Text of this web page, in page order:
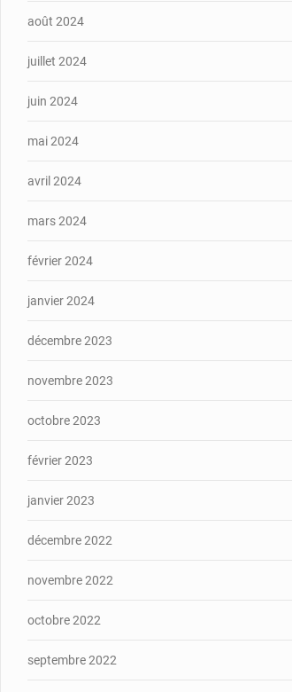
août 2024
juillet 2024
juin 2024
mai 2024
avril 2024
mars 2024
février 2024
janvier 2024
décembre 2023
novembre 2023
octobre 2023
février 2023
janvier 2023
décembre 2022
novembre 2022
octobre 2022
septembre 2022